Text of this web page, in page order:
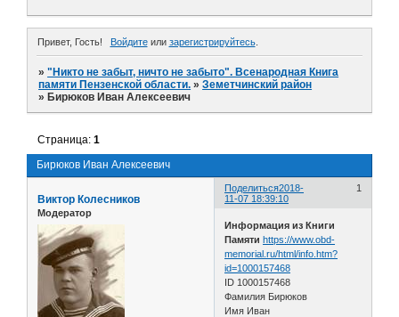
Привет, Гость! Войдитеили зарегистрируйтесь.
»"Никто не забыт, ничто не забыто". Всенародная Книга
памяти Пензенской области. »Земетчинский район
» Бирюков Иван Алексеевич
Бирюков Иван Алексеевич
Страница:1
Поделиться 1
2018-
11-07 18:39:10
Виктор Колесников
Модератор
Информация из Книги
Памяти https://www.obd-
memorial.ru/html/info.htm?
id=1000157468
ID 1000157468
Фамилия Бирюков
Имя Иван